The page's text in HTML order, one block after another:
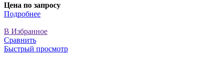
Цена по запросу
Подробнее
В Избранное
Сравнить
Быстрый просмотр